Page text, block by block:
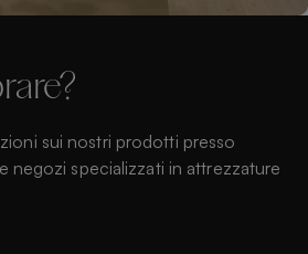
sui nostri prodotti presso
negozi specializzati in attrezzature